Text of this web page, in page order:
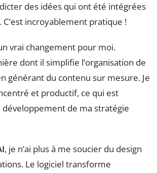
des idées qui ont été intégrées
incroyablement pratique !
vrai changement pour moi.
dont il simplifie l’organisation de
générant du contenu sur mesure. Je
et productif, ce qui est
de ma stratégie
, je n’ai plus à me soucier du design
Le logiciel transforme